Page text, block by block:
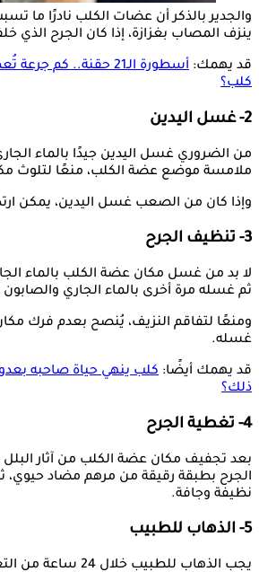
والجدير بالذكر أن عضات الكلب نادرًا ما
ينزف المصاب بغزازة، إذا كان الجرح الذي
قد يهمك:
أسطورة الـ21 حقنة..
كلب؟
2- غسل اليدين
من الضروري غسل اليدين جيدًا بالماء
ملامسة موضع عضة الكلب، منعًا لتلوث
وإذا كان من الصعب غسل اليدين، يمكن
3- تنظيف الجرح
ثم غسله مرة أخرى بالماء الجاري والصابون لمدة 3
ومنعًا لتفاقم النزيف، يُنصح بعدم فرك
غسله.
قد يهمك أيضًا: كلب ينهي حياة صاحبه
ذلك؟
4- تغطية الجرح
بعد تجفيف مكان عضة الكلب من آثار
الجرح بطبقة رقيقة من مرهم مضاد حيوي،
نظيفة وجافة.
5- الذهاب للطبيب
يجب الذهاب للطبيب